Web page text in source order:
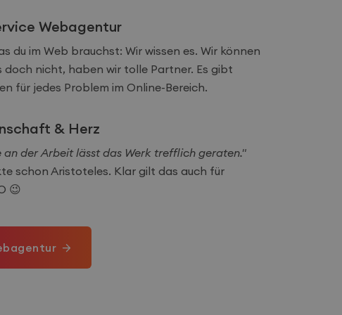
Webagentur
du im Web brauchst: Wir wissen es. Wir können
doch nicht, haben wir tolle Partner. Es gibt
für jedes Problem im Online-Bereich.
& Herz
an der Arbeit lässt das Werk trefflich geraten."
schon Aristoteles. Klar gilt das auch für
😉